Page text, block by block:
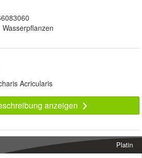
Wasserpflanzen
Acricularis
anzeigen
Platin